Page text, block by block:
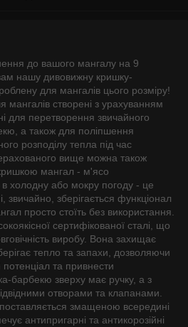
до вашого мангалу на 9
нашу дивовижну кришку-
для мангалів цього розміру!
створені з урахуванням
для перетворення звичайного
а також для поліпшення
розподілу тепла під час
вище можна також
мангал - м'ясо
холодну або мокру погоду - це
звичайно, зберігається функціонал
просто стоїть без використання.
сертифікованої сталі, що
виробу. Вона захищає
тепло та запахи, дозволяючи
потенціал та привнести
барбекю зверху має ручку, а з
отворами та клапанами.
змащеною всередині
антипригарні та антикорозійні